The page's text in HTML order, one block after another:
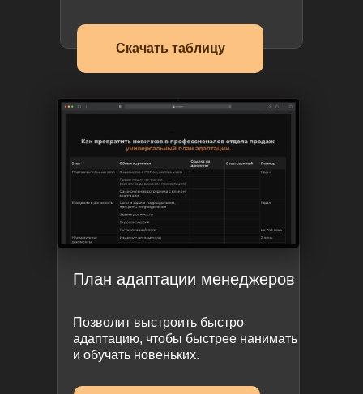
Позволит выстроить быстро
адаптацию, чтобы быстрее нанимать
и обучать новеньких.
План адаптации менеджеров
Скачать таблицу